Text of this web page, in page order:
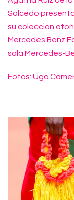
Salcedo
su colección
Mercedes Benz
sala Mercedes-
Fotos: Ugo